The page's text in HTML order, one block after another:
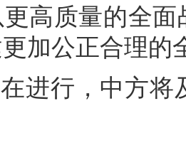
高质量的全
加公正合理的
进行，中方将